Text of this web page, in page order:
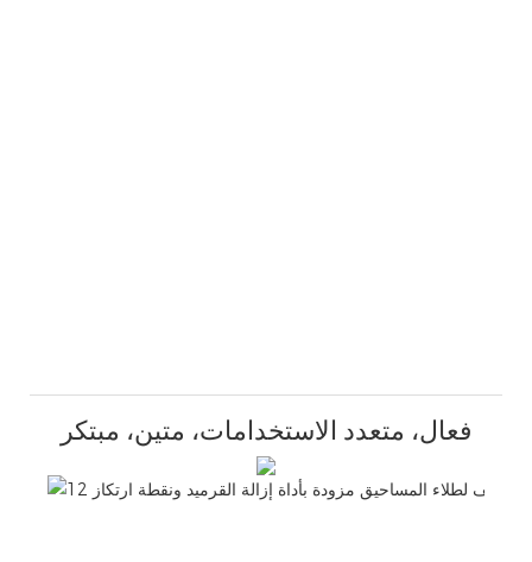
فعال، متعدد الاستخدامات، متين، مبتكر